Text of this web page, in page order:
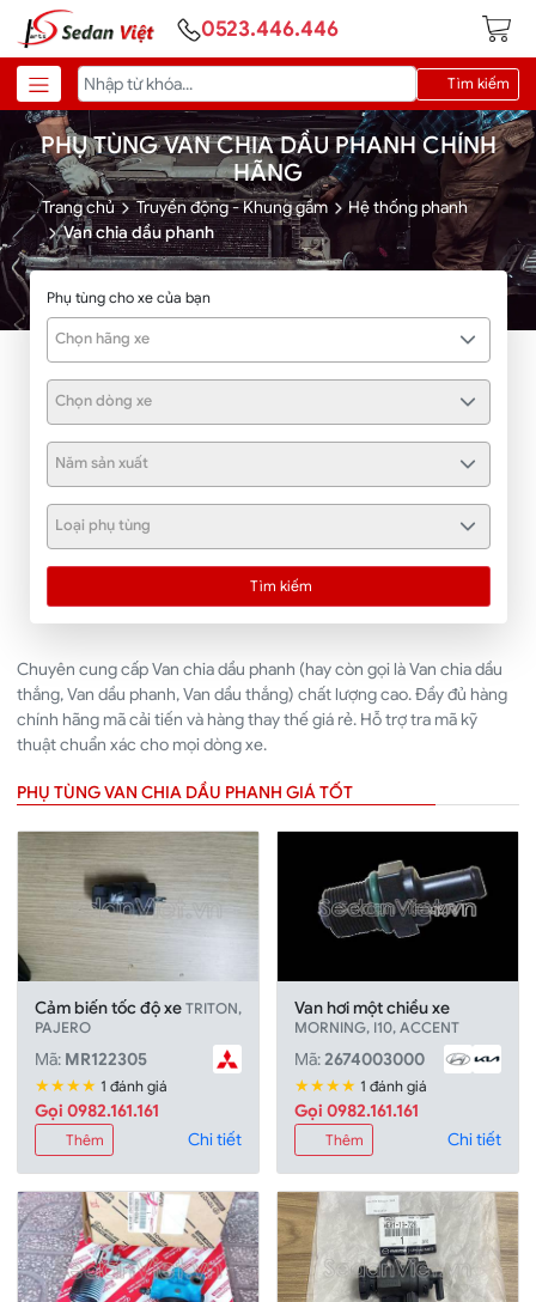
0523.446.446
Tìm kiếm
PHỤ TÙNG VAN CHIA DẦU PHANH CHÍNH
HÃNG
Trang chủ Truyền động - Khung gầm
Hệ thống phanh
Van chia dầu phanh
Phụ tùng cho xe của bạn
Chọn hãng xe
Chọn dòng xe
Năm sản xuất
Loại phụ tùng
Tìm kiếm
Chuyên cung cấp Van chia dầu phanh (hay còn gọi là Van chia dầu
thắng, Van dầu phanh, Van dầu thắng) chất lượng cao. Đầy đủ hàng
chính hãng mã cải tiến và hàng thay thế giá rẻ. Hỗ trợ tra mã kỹ
thuật chuẩn xác cho mọi dòng xe.
PHỤ TÙNG VAN CHIA DẦU PHANH GIÁ TỐT
Cảm biến tốc độ xeTRITON,
PAJERO
Mã: MR122305
★★★★ 1 đánh giá
Gọi 0982.161.161
Thêm Chi tiết
Van hơi một chiều xe
MORNING, I10, ACCENT
Mã:2674003000
★★★★ 1 đánh giá
Gọi 0982.161.161
Thêm Chi tiết